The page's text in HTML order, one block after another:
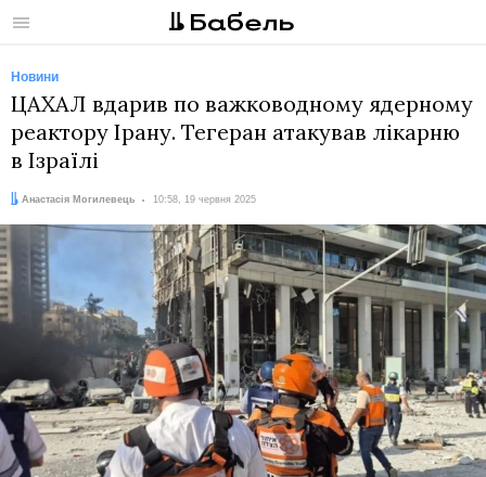
Меню
Новини
ЦАХАЛ вдарив по важководному ядерному
реактору Ірану. Тегеран атакував лікарню
в Ізраїлі
Автор:
Анастасія Могилевець
Дата: 10:58, 19 червня 2025